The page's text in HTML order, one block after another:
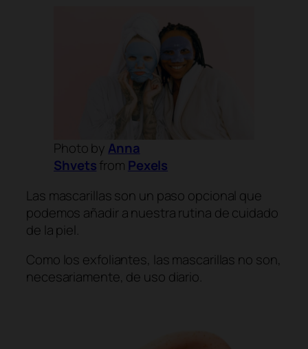
Photo by Anna
Shvetsfrom Pexels
Las mascarillas son un paso opcional que
podemos añadir a nuestra rutina de cuidado
de la piel.
Como los exfoliantes, las mascarillas no son,
necesariamente, de uso diario.